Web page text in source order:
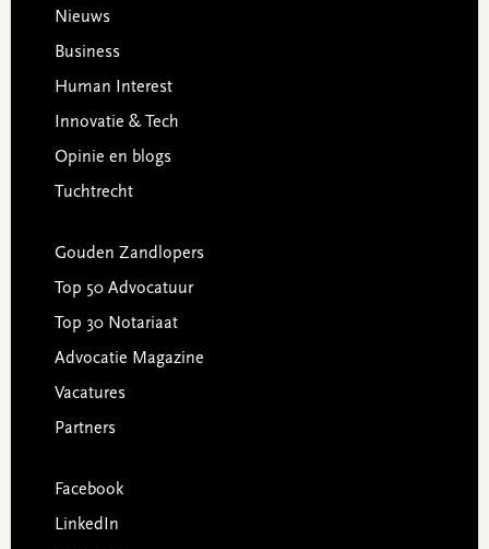
Footer
Nieuws
Business
Human Interest
Innovatie & Tech
Opinie en blogs
Tuchtrecht
Gouden Zandlopers
Top 50 Advocatuur
Top 30 Notariaat
Advocatie Magazine
Vacatures
Partners
Facebook
LinkedIn